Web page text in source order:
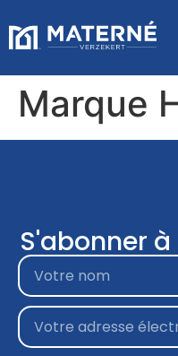
Marque
S'abonner